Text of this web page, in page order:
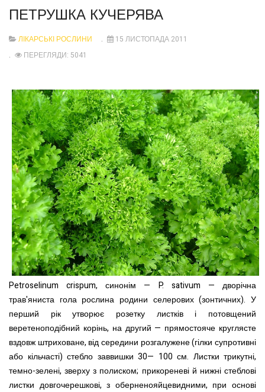
ПЕТРУШКА КУЧЕРЯВА
ЛІКАРСЬКІ РОСЛИНИ
15 ЛИСТОПАДА 2011
ПЕРЕГЛЯДИ: 5041
Petroselinum crispum, синонім — P. sativum — дворічна
трав'яниста гола рослина родини селерових (зонтичних). У
перший рік утворює розетку листків і потовщений
веретеноподібний корінь, на другий — прямостояче круглясте
вздовж штриховане, від середини розгалужене (гілки супротивні
або кільчасті) стебло заввишки 30— 100 см. Листки трикутні,
темно-зелені, зверху з полиском; прикореневі й нижні стеблові
листки довгочерешкові, з оберненояйцевидними, при основі